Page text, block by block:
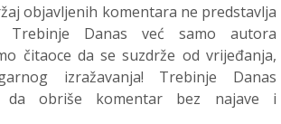
objavljenih komentara ne predstavlja
Trebinje Danas već samo autora
čitaoce da se suzdrže od vrijeđanja,
izražavanja! Trebinje Danas
da obriše komentar bez najave i